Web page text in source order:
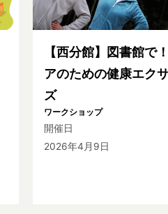
【西分館】図書館で
アのための健康エク
ズ
ワークショップ
開催日
2026年4月9日